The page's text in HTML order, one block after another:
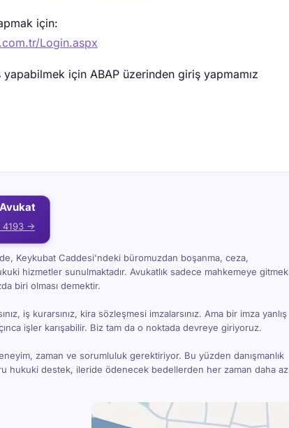
için:
Login.aspx
için ABAP üzerinden giriş yapmamız
4193 →
Keykubat Caddesi'ndeki büromuzdan boşanma, ceza,
hizmetler sunulmaktadır. Avukatlık sadece mahkemeye gitmek
biri olması demektir.
iş kurarsınız, kira sözleşmesi imzalarsınız. Ama bir imza yanlış
işler karışabilir. Biz tam da o noktada devreye giriyoruz.
zaman ve sorumluluk gerektiriyor. Bu yüzden danışmanlık
hukuki destek, ileride ödenecek bedellerden her zaman daha az